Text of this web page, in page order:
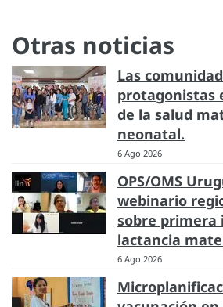
Otras noticias
Las
protagonistas
de la salud
neonatal.
6 Ago 2026
OPS/OMS
webinario
sobre primera
lactancia
6 Ago 2026